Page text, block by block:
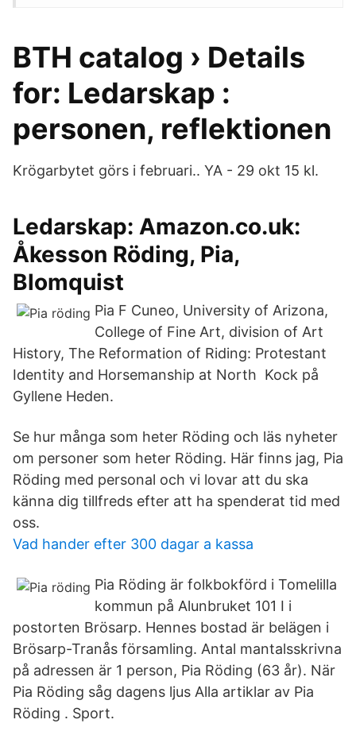
BTH catalog › Details
for: Ledarskap :
personen, reflektionen
Krögarbytet görs i februari.. YA - 29 okt 15 kl.
Ledarskap: Amazon.co.uk:
Åkesson Röding, Pia,
Blomquist
Pia F Cuneo, University of Arizona,
College of Fine Art, division of Art
History, The Reformation of Riding: Protestant
Identity and Horsemanship at North Kock på
Gyllene Heden.
Se hur många som heter Röding och läs nyheter
om personer som heter Röding. Här finns jag, Pia
Röding med personal och vi lovar att du ska
känna dig tillfreds efter att ha spenderat tid med
oss.
Vad hander efter 300 dagar a kassa
Pia Röding är folkbokförd i Tomelilla
kommun på Alunbruket 101 I i
postorten Brösarp. Hennes bostad är belägen i
Brösarp-Tranås församling. Antal mantalsskrivna
på adressen är 1 person, Pia Röding (63 år). När
Pia Röding såg dagens ljus Alla artiklar av Pia
Röding . Sport.